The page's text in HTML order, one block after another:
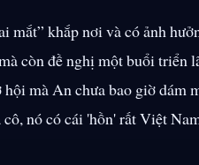
mắt” khắp nơi và có ảnh
còn đề nghị một buổi triển
mà An chưa bao giờ dám
nó có cái 'hồn' rất Việt